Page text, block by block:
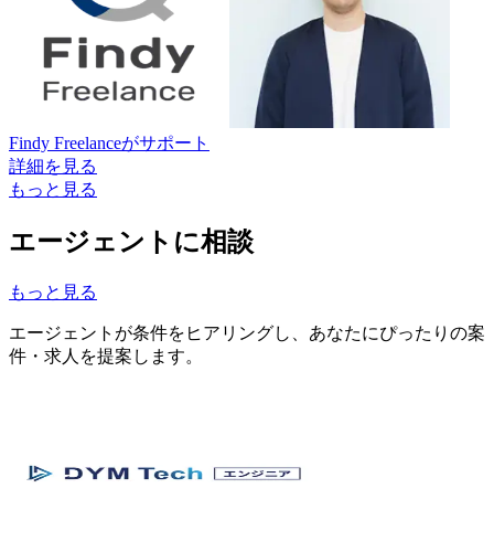
Findy Freelanceがサポート
詳細を見る
もっと見る
エージェントに相談
もっと見る
エージェントが条件をヒアリングし、あなたにぴったりの案
件・求人を提案します。